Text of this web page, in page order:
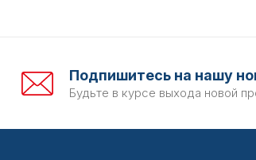
Подпишитесь на нашу
Будьте в курсе выхода новой